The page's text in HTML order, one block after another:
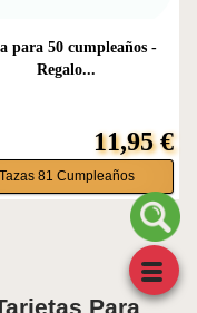
para 50 cumpleaños -
Regalo...
11,95 €
Tazas 81 Cumpleaños
Para